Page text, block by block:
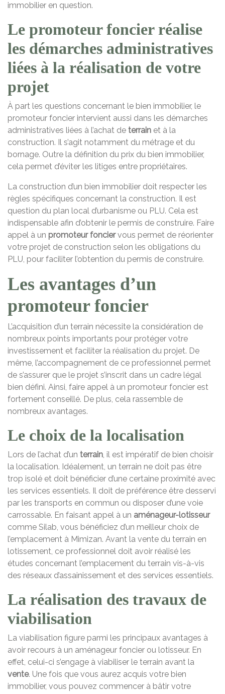
immobilier en question.
Le promoteur foncier réalise
les démarches administratives
liées à la réalisation de votre
projet
À part les questions concernant le bien immobilier, le
promoteur foncier intervient aussi dans les démarches
administratives liées à l’achat de terrain et à la
construction. Il s’agit notamment du métrage et du
bornage. Outre la définition du prix du bien immobilier,
cela permet d’éviter les litiges entre propriétaires.
La construction d’un bien immobilier doit respecter les
règles spécifiques concernant la construction. Il est
question du plan local d’urbanisme ou PLU. Cela est
indispensable afin d’obtenir le permis de construire. Faire
appel à un promoteur fonciervous permet de réorienter
votre projet de construction selon les obligations du
PLU, pour faciliter l’obtention du permis de construire.
Les avantages d’un
promoteur foncier
L’acquisition d’un terrain nécessite la considération de
nombreux points importants pour protéger votre
investissement et faciliter la réalisation du projet. De
même, l’accompagnement de ce professionnel permet
de s’assurer que le projet s’inscrit dans un cadre légal
bien défini. Ainsi, faire appel à un promoteur foncier est
fortement conseillé. De plus, cela rassemble de
nombreux avantages.
Le choix de la localisation
Lors de l’achat d’un terrain, il est impératif de bien choisir
la localisation. Idéalement, un terrain ne doit pas être
trop isolé et doit bénéficier d’une certaine proximité avec
les services essentiels. Il doit de préférence être desservi
par les transports en commun ou disposer d’une voie
carrossable. En faisant appel à un aménageur-lotisseur
comme Silab, vous bénéficiez d’un meilleur choix de
l’emplacement à Mimizan. Avant la vente du terrain en
lotissement, ce professionnel doit avoir réalisé les
études concernant l’emplacement du terrain vis-à-vis
des réseaux d’assainissement et des services essentiels.
La réalisation des travaux de
viabilisation
La viabilisation figure parmi les principaux avantages à
avoir recours à un aménageur foncier ou lotisseur. En
effet, celui-ci s’engage à viabiliser le terrain avant la
vente. Une fois que vous aurez acquis votre bien
immobilier, vous pouvez commencer à bâtir votre